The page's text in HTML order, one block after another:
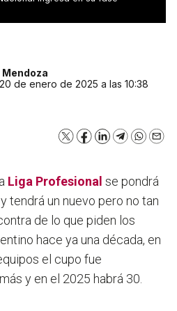
Mendoza
de enero de 2025 a las 10:38
X Facebook
LinkedInTelegram
Liga Profesional se pondrá
tendrá un nuevo pero no tan
de lo que piden los
hace ya una década, en
el cupo fue
y en el 2025 habrá 30.